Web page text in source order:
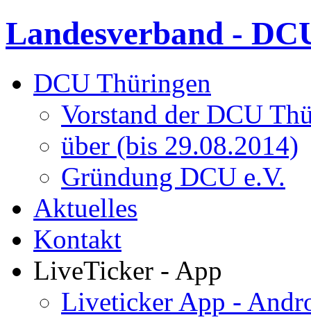
Landesverband -
DCU Thüringen
Vorstand der DCU
über (bis 29.08.2014)
Gründung DCU e.V.
Aktuelles
Kontakt
LiveTicker - App
Liveticker App -